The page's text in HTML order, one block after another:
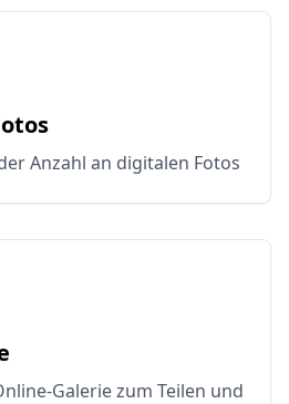
Anzahl an digitalen Fotos
Galerie zum Teilen und